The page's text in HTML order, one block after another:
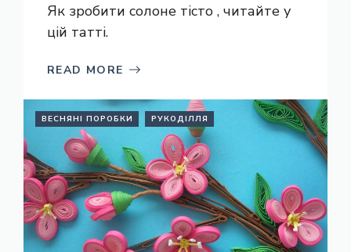
Як зробити солоне тісто , читайте у
цій татті.
READ MORE
ВЕСНЯНІ ПОРОБКИ РУКОДІЛЛЯ